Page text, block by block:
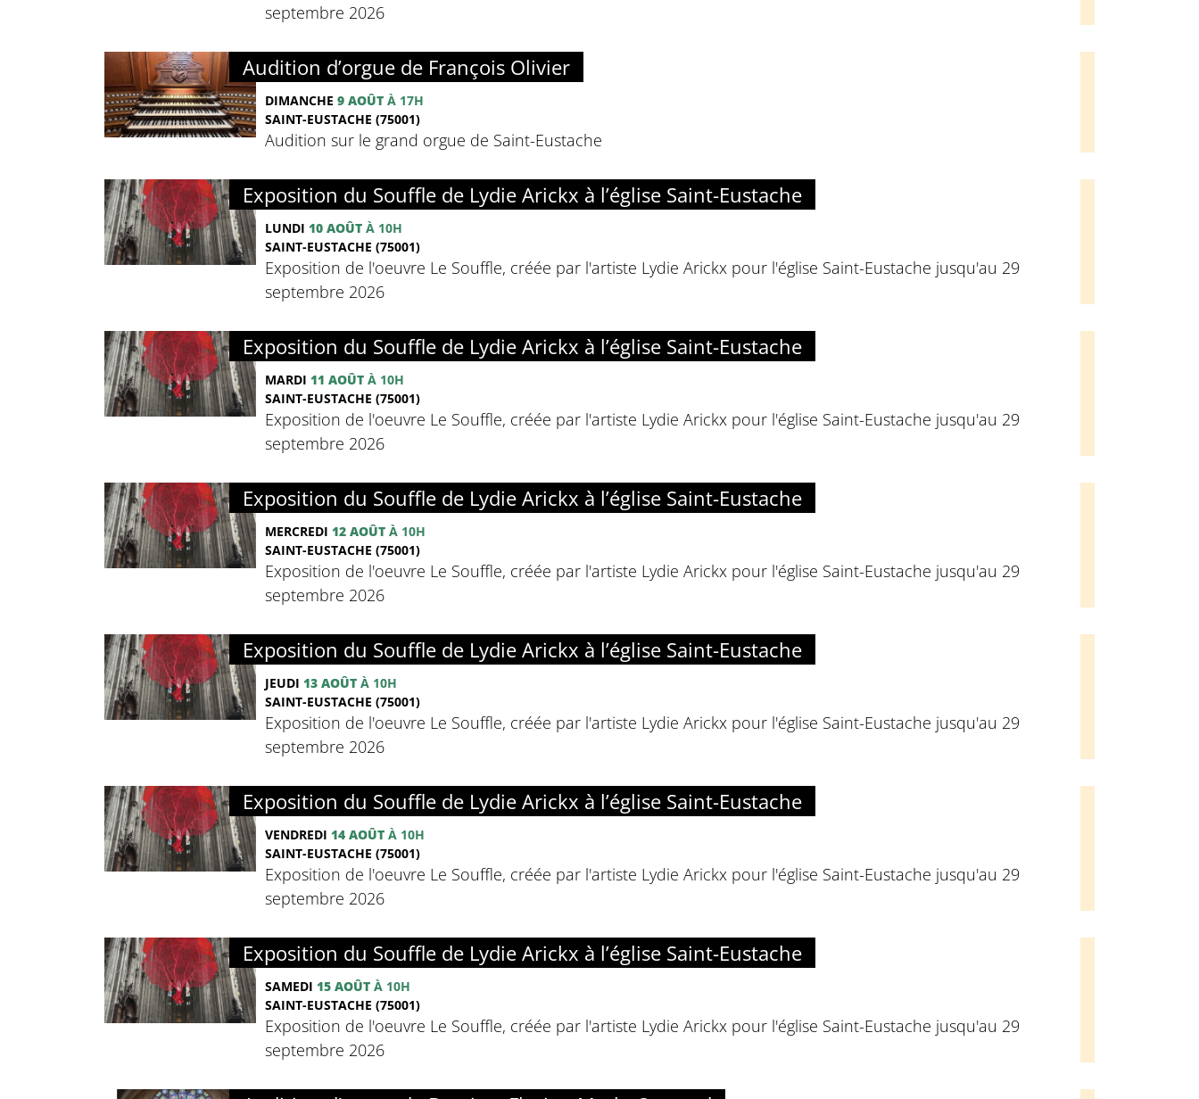
septembre 2026
Audition d’orgue de François Olivier
DIMANCHE 9 AOÛT À 17H
SAINT-EUSTACHE (75001)
Audition sur le grand orgue de Saint-Eustache
Exposition du Souffle de Lydie Arickx à l’église Saint-Eustache
LUNDI 10 AOÛT À 10H
SAINT-EUSTACHE (75001)
Exposition de l'oeuvre Le Souffle, créée par l'artiste Lydie Arickx pour l'église Saint-Eustache jusqu'au 29
septembre 2026
Exposition du Souffle de Lydie Arickx à l’église Saint-Eustache
MARDI 11 AOÛT À 10H
SAINT-EUSTACHE (75001)
Exposition de l'oeuvre Le Souffle, créée par l'artiste Lydie Arickx pour l'église Saint-Eustache jusqu'au 29
septembre 2026
Exposition du Souffle de Lydie Arickx à l’église Saint-Eustache
MERCREDI 12 AOÛT À 10H
SAINT-EUSTACHE (75001)
Exposition de l'oeuvre Le Souffle, créée par l'artiste Lydie Arickx pour l'église Saint-Eustache jusqu'au 29
septembre 2026
Exposition du Souffle de Lydie Arickx à l’église Saint-Eustache
JEUDI 13 AOÛT À 10H
SAINT-EUSTACHE (75001)
Exposition de l'oeuvre Le Souffle, créée par l'artiste Lydie Arickx pour l'église Saint-Eustache jusqu'au 29
septembre 2026
Exposition du Souffle de Lydie Arickx à l’église Saint-Eustache
VENDREDI 14 AOÛT À 10H
SAINT-EUSTACHE (75001)
Exposition de l'oeuvre Le Souffle, créée par l'artiste Lydie Arickx pour l'église Saint-Eustache jusqu'au 29
septembre 2026
Exposition du Souffle de Lydie Arickx à l’église Saint-Eustache
SAMEDI 15 AOÛT À 10H
SAINT-EUSTACHE (75001)
Exposition de l'oeuvre Le Souffle, créée par l'artiste Lydie Arickx pour l'église Saint-Eustache jusqu'au 29
septembre 2026